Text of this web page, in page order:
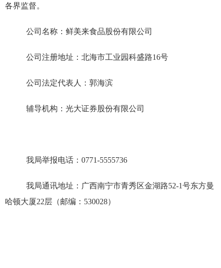
各界监督。
公司名称：鲜美来食品股份有限公司
公司注册地址：北海市工业园科盛路16号
公司法定代表人： 郭海滨
辅导机构：光大证券股份有限公司
我局举报电话： 0771-5555736
我局通讯地址：广西南宁市青秀区金湖路52-1号东方曼
哈顿大厦22层（邮编： 530028）